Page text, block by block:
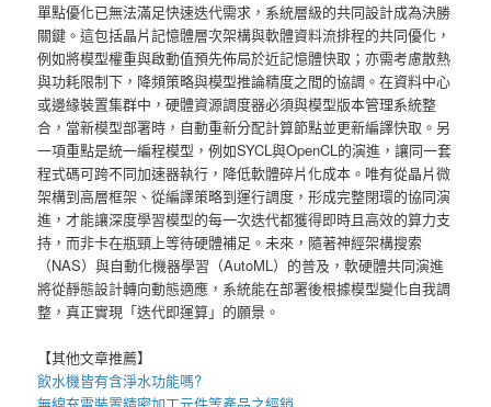
單點優化已無法滿足快速迭代需求，系統層級的共同設計成為決勝
關鍵。這包括晶片記憶體層次架構與軟體資料流排程的共同優化，
例如將模型權重與啟動值預先佈局於近記憶體快取；亦需考慮散熱
與功耗限制下，降頻策略與模型推論精度之間的協調。在資料中心
或邊緣裝置集群中，硬體資源調度器必須與模型版本管理系統整
合，當新模型部署時，自動重新分配計算節點並更新編譯快取。另
一項重點是統一編程模型，例如SYCL與OpenCL的演進，讓同一套
程式碼可跨不同加速器執行，降低軟體碎片化成本。唯有從晶片微
架構到高層框架、從編譯策略到運行調度，形成完整閉環的協同演
進，才能讓深度學習模型的每一次迭代都獲得即時且高效的算力支
持，而非卡在瓶頸上等待硬體補足。未來，隨著神經架構搜索
（NAS）與自動化機器學習（AutoML）的普及，軟硬體共同演進
將從靜態設計轉向動態適應，系統能在部署後根據模型變化自我調
整，真正實現「迭代即運算」的願景。
【其他文章推薦】
飲水機皆有含淨水功能嗎?